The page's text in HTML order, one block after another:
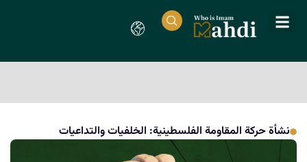
نشأة حركة المقاومة الفلسطينية: الخلفيات والتداعيات